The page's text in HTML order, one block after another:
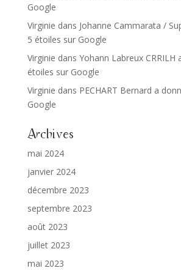
Google
Virginie dans Johanne Cammarata /
5 étoiles sur Google
Virginie dans Yohann Labreux CRRILH
étoiles sur Google
Virginie dans PECHART Bernard a
Google
Archives
mai 2024
janvier 2024
décembre 2023
septembre 2023
août 2023
juillet 2023
mai 2023